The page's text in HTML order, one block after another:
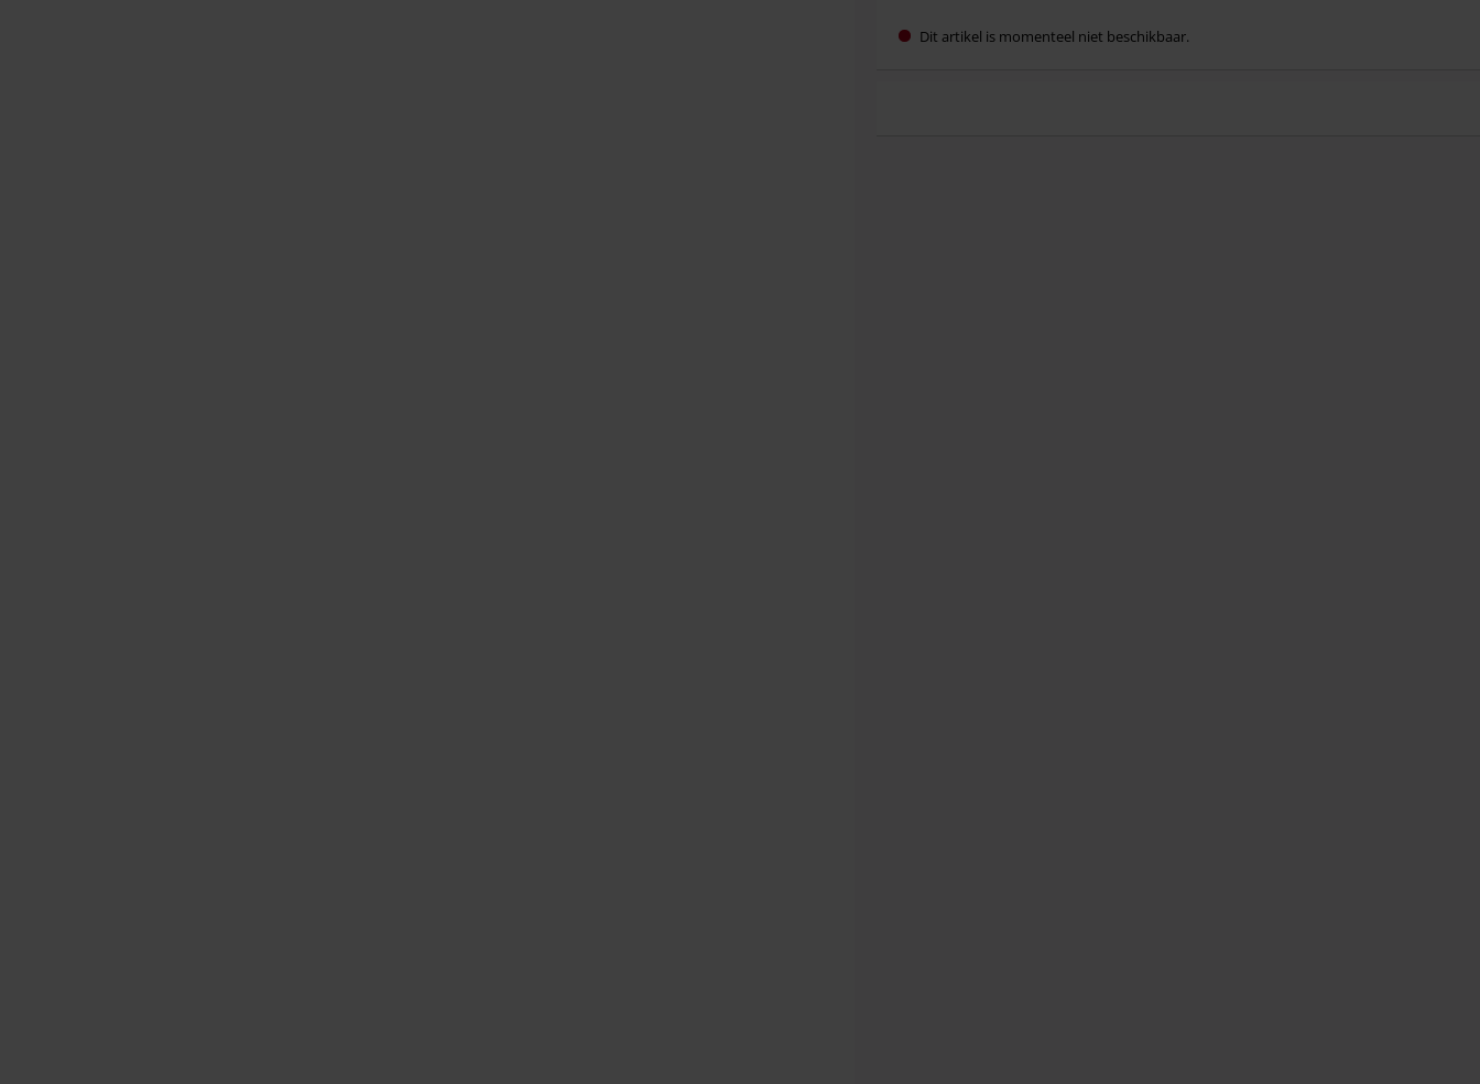
Dit artikel is momenteel niet beschikbaar.